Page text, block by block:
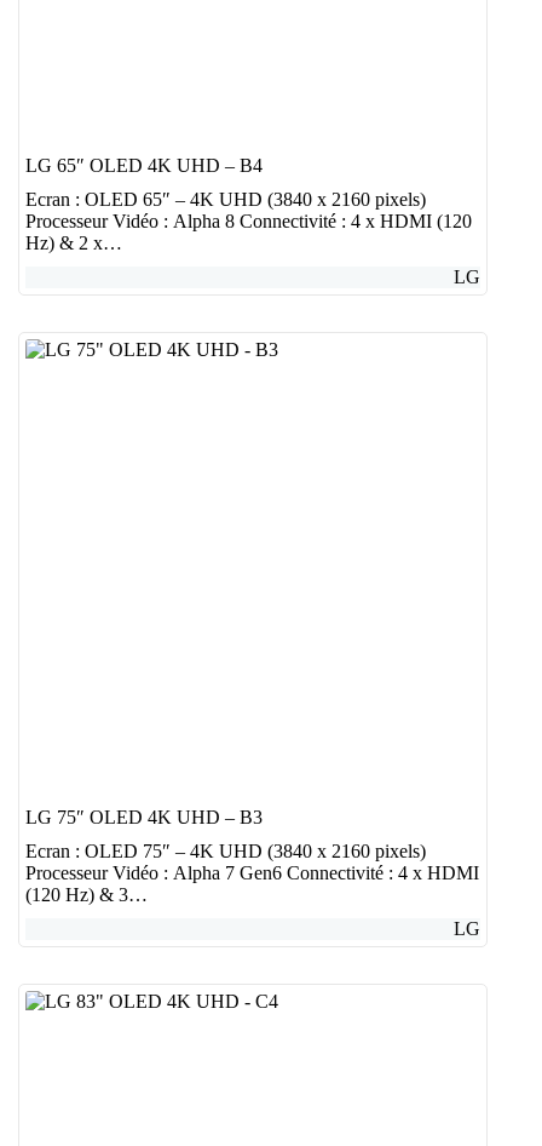
LG 65″ OLED 4K UHD – B4
Ecran : OLED 65″ – 4K UHD (3840 x 2160 pixels)
Processeur Vidéo : Alpha 8 Connectivité : 4 x HDMI (120
Hz) & 2 x…
LG
LG 75″ OLED 4K UHD – B3
Ecran : OLED 75″ – 4K UHD (3840 x 2160 pixels)
Processeur Vidéo : Alpha 7 Gen6 Connectivité : 4 x HDMI
(120 Hz) & 3…
LG